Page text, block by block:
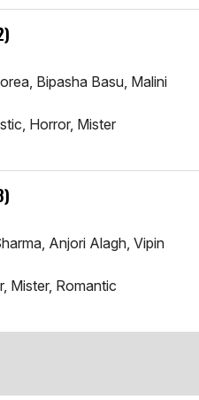
Bipasha Basu, Malini
Horror, Mister
Anjori Alagh, Vipin
Mister, Romantic